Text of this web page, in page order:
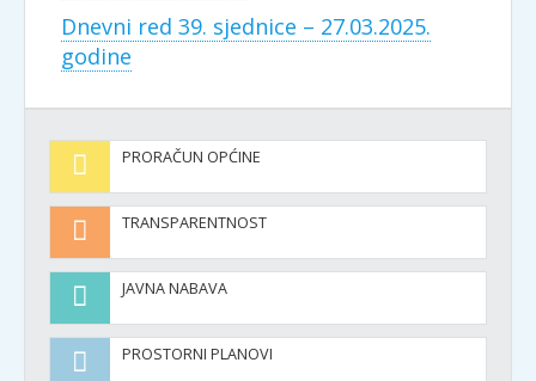
Dnevni red 39. sjednice – 27.03.2025.
godine
PRORAČUN OPĆINE
TRANSPARENTNOST
JAVNA NABAVA
PROSTORNI PLANOVI